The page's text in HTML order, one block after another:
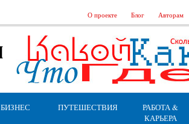
О проекте Блог Авторам
БИЗНЕС ПУТЕШЕСТВИЯ
РАБОТА &
КАРЬЕРА